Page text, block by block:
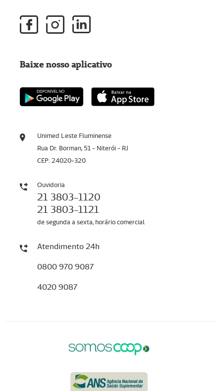
Unimed Leste Fluminense
Rua Dr. Borman, 51 - Niterói - RJ
CEP: 24020-320
Ouvidoria
21 3803-1120
21 3803-1121
de segunda a sexta, horário comercial
Atendimento 24h
0800 970 9087
4020 9087
Baixe nosso aplicativo